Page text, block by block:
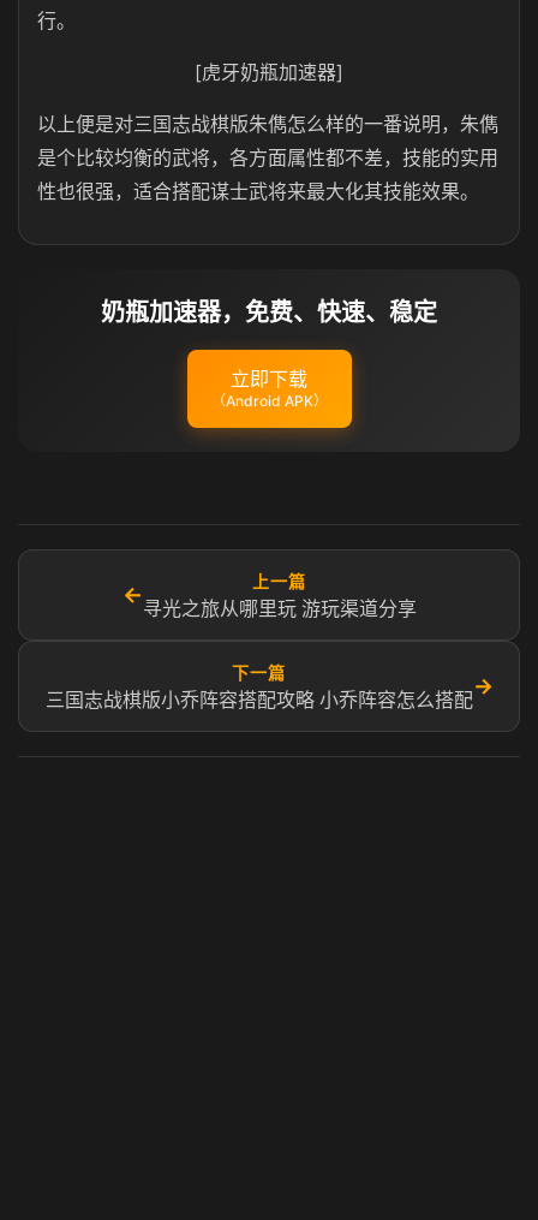
行。
[虎牙奶瓶加速器]
以上便是对三国志战棋版朱儁怎么样的一番说明，朱儁
是个比较均衡的武将，各方面属性都不差，技能的实用
性也很强，适合搭配谋士武将来最大化其技能效果。
奶瓶加速器，免费、快速、稳定
立即下载
（Android APK）
←
上一篇
寻光之旅从哪里玩 游玩渠道分享
下一篇
三国志战棋版小乔阵容搭配攻略 小乔阵容怎么搭配
→